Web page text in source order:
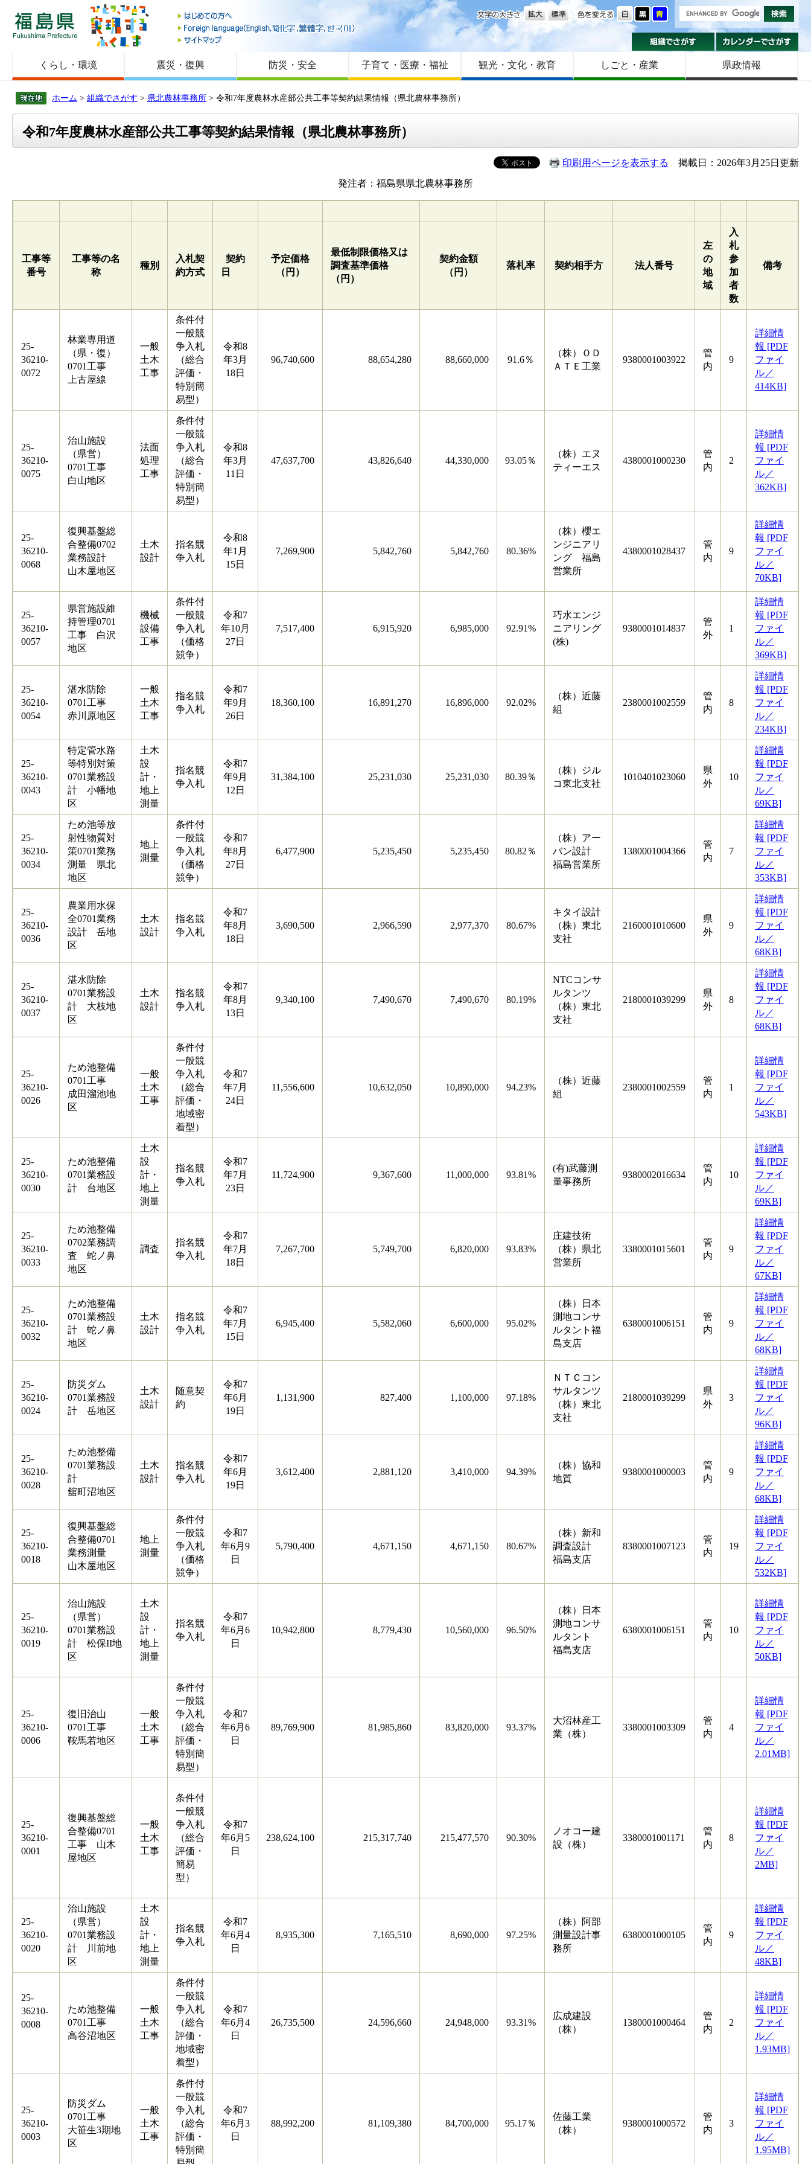
福島県
はじめての方へ
Foreign language
サイトマップ
色を変える
文字の大きさ
組織でさがす
くらし・環境 震災・復興 防災・安全 子育て・医療・福祉 観光・文化・教育 しごと・産業 県政情報
ホーム > 組織でさがす > 県北農林事務所 > 令和7年度農林水産部公共工事等契約結果情報（県北農林事務所）
令和7年度農林水産部公共工事等契約結果情報（県北農林事務所）
印刷用ページを表示する
掲載日：2026年3月25日更新
発注者：福島県県北農林事務所
工事等
番号
工事等の名
称
種別
入札契
約方式
契約
日
予定価格
（円）
最低制限価格又は
調査基準価格
（円）
契約金額
（円）
落札率 契約相手方 法人番号
左
の
地
域
入
札
参
加
者
数
備考
25-
36210-
0072
林業専用道
（県・復）
0701工事
上古屋線
一般
土木
工事
条件付
一般競
争入札
（総合
評価・
特別簡
易型）
令和8
年3月
18日
96,740,600 88,654,280 88,660,000 91.6％
（株）ＯＤ
ＡＴＥ工業
9380001003922
管
内
9
詳細情
報 [PDF
ファイ
ル／
414KB]
25-
36210-
0075
治山施設
（県営）
0701工事
白山地区
法面
処理
工事
条件付
一般競
争入札
（総合
評価・
特別簡
易型）
令和8
年3月
11日
47,637,700 43,826,640 44,330,000 93.05％
（株）エヌ
ティーエス
4380001000230
管
内
2
詳細情
報 [PDF
ファイ
ル／
362KB]
25-
36210-
0068
復興基盤総
合整備0702
業務設計
山木屋地区
土木
設計
指名競
争入札
令和8
年1月
15日
7,269,900 5,842,760 5,842,760 80.36%
（株）櫻エ
ンジニアリ
ング 福島
営業所
4380001028437
管
内
9
詳細情
報 [PDF
ファイ
ル／
70KB]
25-
36210-
0057
県営施設維
持管理0701
工事 白沢
地区
機械
設備
工事
条件付
一般競
争入札
（価格
競争）
令和7
年10月
27日
7,517,400 6,915,920 6,985,000 92.91%
巧水エンジ
ニアリング
(株)
9380001014837
管
外
1
詳細情
報 [PDF
ファイ
ル／
369KB]
25-
36210-
0054
湛水防除
0701工事
赤川原地区
一般
土木
工事
指名競
争入札
令和7
年9月
26日
18,360,100 16,891,270 16,896,000 92.02%
（株）近藤
組
2380001002559
管
内
8
詳細情
報 [PDF
ファイ
ル／
234KB]
25-
36210-
0043
特定管水路
等特別対策
0701業務設
計 小幡地
区
土木
設
計・
地上
測量
指名競
争入札
令和7
年9月
12日
31,384,100 25,231,030 25,231,030 80.39％
（株）ジル
コ東北支社
1010401023060
県
外
10
詳細情
報 [PDF
ファイ
ル／
69KB]
25-
36210-
0034
ため池等放
射性物質対
策0701業務
測量 県北
地区
地上
測量
条件付
一般競
争入札
（価格
競争）
令和7
年8月
27日
6,477,900 5,235,450 5,235,450 80.82％
（株）アー
バン設計
福島営業所
1380001004366
管
内
7
詳細情
報 [PDF
ファイ
ル／
353KB]
25-
36210-
0036
農業用水保
全0701業務
設計 岳地
区
土木
設計
指名競
争入札
令和7
年8月
18日
3,690,500 2,966,590 2,977,370 80.67%
キタイ設計
（株）東北
支社
2160001010600
県
外
9
詳細情
報 [PDF
ファイ
ル／
68KB]
25-
36210-
0037
湛水防除
0701業務設
計 大枝地
区
土木
設計
指名競
争入札
令和7
年8月
13日
9,340,100 7,490,670 7,490,670 80.19%
NTCコンサ
ルタンツ
（株）東北
支社
2180001039299
県
外
8
詳細情
報 [PDF
ファイ
ル／
68KB]
25-
36210-
0026
ため池整備
0701工事
成田溜池地
区
一般
土木
工事
条件付
一般競
争入札
（総合
評価・
地域密
着型）
令和7
年7月
24日
11,556,600 10,632,050 10,890,000 94.23%
（株）近藤
組
2380001002559
管
内
1
詳細情
報 [PDF
ファイ
ル／
543KB]
25-
36210-
0030
ため池整備
0701業務設
計 台地区
土木
設
計・
地上
測量
指名競
争入札
令和7
年7月
23日
11,724,900 9,367,600 11,000,000 93.81%
(有)武藤測
量事務所
9380002016634
管
内
10
詳細情
報 [PDF
ファイ
ル／
69KB]
25-
36210-
0033
ため池整備
0702業務調
査 蛇ノ鼻
地区
調査
指名競
争入札
令和7
年7月
18日
7,267,700 5,749,700 6,820,000 93.83%
庄建技術
（株）県北
営業所
3380001015601
管
内
9
詳細情
報 [PDF
ファイ
ル／
67KB]
25-
36210-
0032
ため池整備
0701業務設
計 蛇ノ鼻
地区
土木
設計
指名競
争入札
令和7
年7月
15日
6,945,400 5,582,060 6,600,000 95.02%
（株）日本
測地コンサ
ルタント福
島支店
6380001006151
管
内
9
詳細情
報 [PDF
ファイ
ル／
68KB]
25-
36210-
0024
防災ダム
0701業務設
計 岳地区
土木
設計
随意契
約
令和7
年6月
19日
1,131,900 827,400 1,100,000 97.18%
ＮＴＣコン
サルタンツ
（株）東北
支社
2180001039299
県
外
3
詳細情
報 [PDF
ファイ
ル／
96KB]
25-
36210-
0028
ため池整備
0701業務設
計
舘町沼地区
土木
設計
指名競
争入札
令和7
年6月
19日
3,612,400 2,881,120 3,410,000 94.39%
（株）協和
地質
9380001000003
管
内
9
詳細情
報 [PDF
ファイ
ル／
68KB]
25-
36210-
0018
復興基盤総
合整備0701
業務測量
山木屋地区
地上
測量
条件付
一般競
争入札
（価格
競争）
令和7
年6月9
日
5,790,400 4,671,150 4,671,150 80.67%
（株）新和
調査設計
福島支店
8380001007123
管
内
19
詳細情
報 [PDF
ファイ
ル／
532KB]
25-
36210-
0019
治山施設
（県営）
0701業務設
計 松保II地
区
土木
設
計・
地上
測量
指名競
争入札
令和7
年6月6
日
10,942,800 8,779,430 10,560,000 96.50%
（株）日本
測地コンサ
ルタント
福島支店
6380001006151
管
内
10
詳細情
報 [PDF
ファイ
ル／
50KB]
25-
36210-
0006
復旧治山
0701工事
鞍馬若地区
一般
土木
工事
条件付
一般競
争入札
（総合
評価・
特別簡
易型）
令和7
年6月6
日
89,769,900 81,985,860 83,820,000 93.37%
大沼林産工
業（株）
3380001003309
管
内
4
詳細情
報 [PDF
ファイ
ル／
2.01MB]
25-
36210-
0001
復興基盤総
合整備0701
工事 山木
屋地区
一般
土木
工事
条件付
一般競
争入札
（総合
評価・
簡易
型）
令和7
年6月5
日
238,624,100 215,317,740 215,477,570 90.30%
ノオコー建
設（株）
3380001001171
管
内
8
詳細情
報 [PDF
ファイ
ル／
2MB]
25-
36210-
0020
治山施設
（県営）
0701業務設
計 川前地
区
土木
設
計・
地上
測量
指名競
争入札
令和7
年6月4
日
8,935,300 7,165,510 8,690,000 97.25%
（株）阿部
測量設計事
務所
6380001000105
管
内
9
詳細情
報 [PDF
ファイ
ル／
48KB]
25-
36210-
0008
ため池整備
0701工事
高谷沼地区
一般
土木
工事
条件付
一般競
争入札
（総合
評価・
地域密
着型）
令和7
年6月4
日
26,735,500 24,596,660 24,948,000 93.31%
広成建設
（株）
1380001000464
管
内
2
詳細情
報 [PDF
ファイ
ル／
1.93MB]
25-
36210-
0003
防災ダム
0701工事
大笹生3期地
区
一般
土木
工事
条件付
一般競
争入札
（総合
評価・
特別簡
令和7
年6月3
日
88,992,200 81,109,380 84,700,000 95.17％
佐藤工業
（株）
9380001000572
管
内
3
詳細情
報 [PDF
ファイ
ル／
1.95MB]